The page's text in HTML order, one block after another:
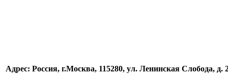
Адрес: Россия, г.Москва, 115280, ул. Ленинская Слобода,